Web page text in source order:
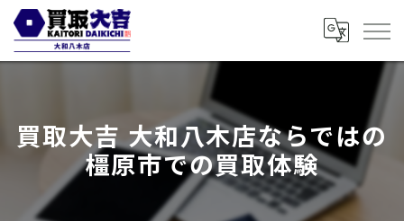
買取大吉 大和八木店ならではの
橿原市での買取体験